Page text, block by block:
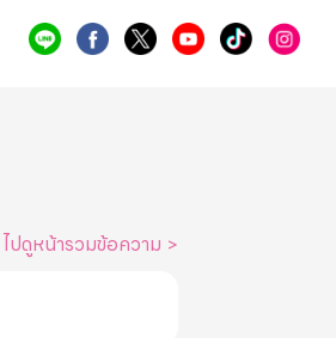
ไปดูหน้ารวมข้อความ >